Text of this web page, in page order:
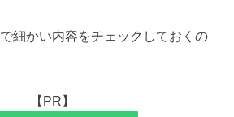
細かい内容をチェックしておくの
【PR】